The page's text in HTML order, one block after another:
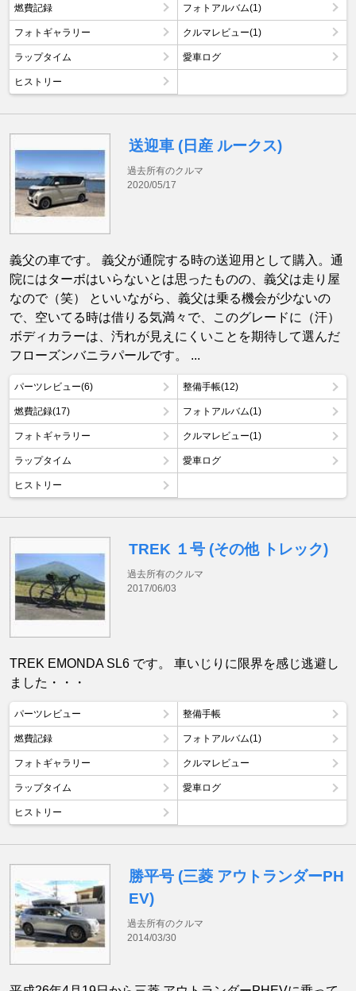
燃費記録 フォトアルバム(1)
フォトギャラリー クルマレビュー(1)
ラップタイム 愛車ログ
ヒストリー
送迎車 (日産 ルークス)
過去所有のクルマ
2020/05/17
義父の車です。 義父が通院する時の送迎用として購入。通
院にはターボはいらないとは思ったものの、義父は走り屋
なので（笑） といいながら、義父は乗る機会が少ないの
で、空いてる時は借りる気満々で、このグレードに（汗）
ボディカラーは、汚れが見えにくいことを期待して選んだ
フローズンバニラパールです。 ...
パーツレビュー(6) 整備手帳(12)
燃費記録(17) フォトアルバム(1)
フォトギャラリー クルマレビュー(1)
ラップタイム 愛車ログ
ヒストリー
TREK １号 (その他 トレック)
過去所有のクルマ
2017/06/03
TREK EMONDA SL6 です。 車いじりに限界を感じ逃避し
ました・・・
パーツレビュー 整備手帳
燃費記録 フォトアルバム(1)
フォトギャラリー クルマレビュー
ラップタイム 愛車ログ
ヒストリー
勝平号 (三菱 アウトランダーPH
EV)
過去所有のクルマ
2014/03/30